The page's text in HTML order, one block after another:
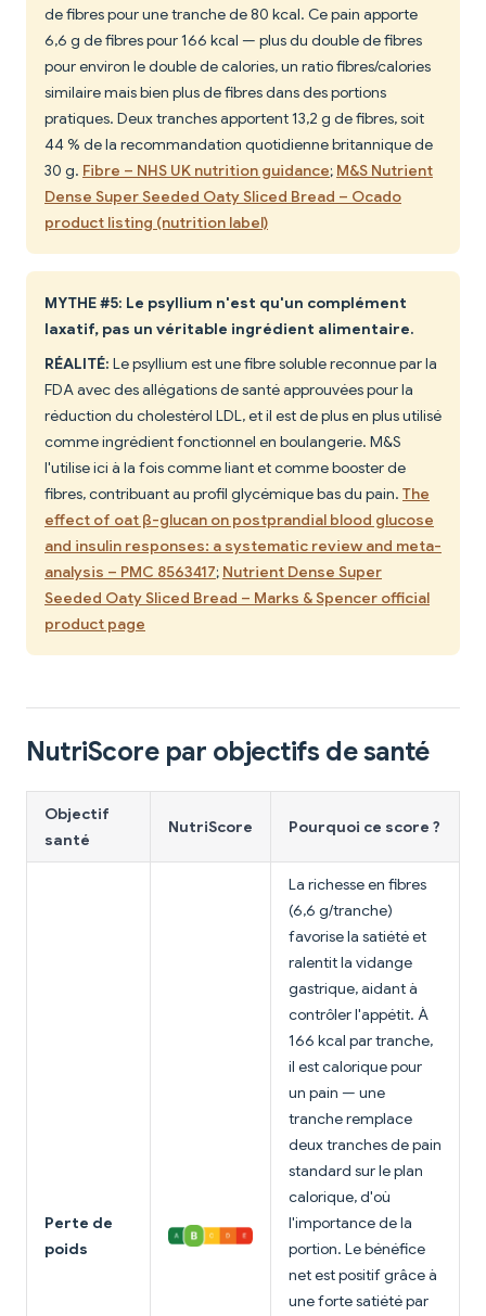
de fibres pour une tranche de 80 kcal. Ce pain apporte
6,6 g de fibres pour 166 kcal — plus du double de fibres
pour environ le double de calories, un ratio fibres/calories
similaire mais bien plus de fibres dans des portions
pratiques. Deux tranches apportent 13,2 g de fibres, soit
44 % de la recommandation quotidienne britannique de
30 g. Fibre – NHS UK nutrition guidance; M&S Nutrient
Dense Super Seeded Oaty Sliced Bread – Ocado
product listing (nutrition label)
MYTHE #5: Le psyllium n'est qu'un complément
laxatif, pas un véritable ingrédient alimentaire.
RÉALITÉ: Le psyllium est une fibre soluble reconnue par la
FDA avec des allégations de santé approuvées pour la
réduction du cholestérol LDL, et il est de plus en plus utilisé
comme ingrédient fonctionnel en boulangerie. M&S
l'utilise ici à la fois comme liant et comme booster de
fibres, contribuant au profil glycémique bas du pain. The
effect of oat β-glucan on postprandial blood glucose
and insulin responses: a systematic review and meta-
analysis – PMC 8563417; Nutrient Dense Super
Seeded Oaty Sliced Bread – Marks & Spencer official
product page
NutriScore par objectifs de santé
Objectif
santé
NutriScore Pourquoi ce score ?
Perte de
poids
La richesse en fibres
(6,6 g/tranche)
favorise la satiété et
ralentit la vidange
gastrique, aidant à
contrôler l'appétit. À
166 kcal par tranche,
il est calorique pour
un pain — une
tranche remplace
deux tranches de pain
standard sur le plan
calorique, d'où
l'importance de la
portion. Le bénéfice
net est positif grâce à
une forte satiété par